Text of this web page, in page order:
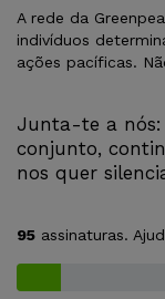
A rede da
indivíduos
ações pacíficas.
Junta-te a nós:
conjunto,
nos quer
95 assinaturas.